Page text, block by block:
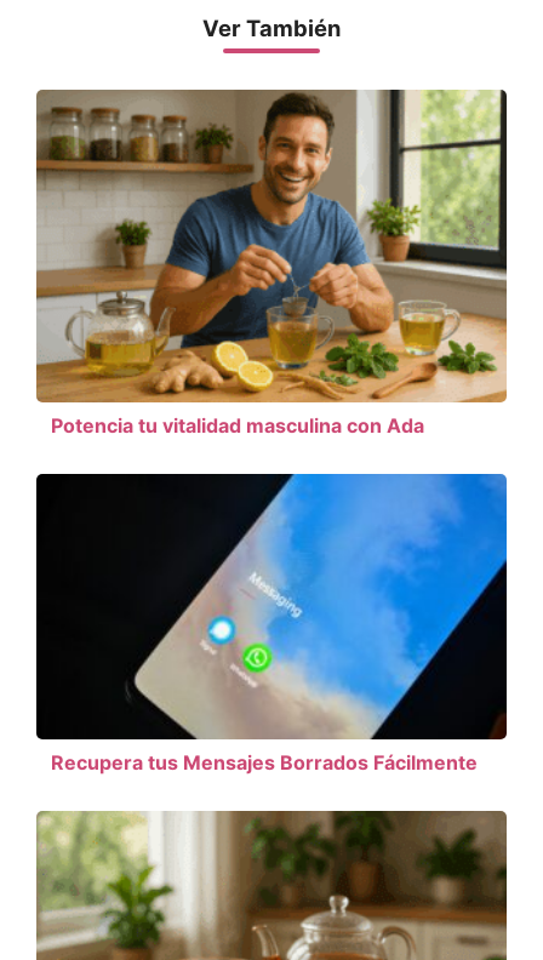
Ver También
Potencia tu vitalidad masculina con Ada
Recupera tus Mensajes Borrados Fácilmente